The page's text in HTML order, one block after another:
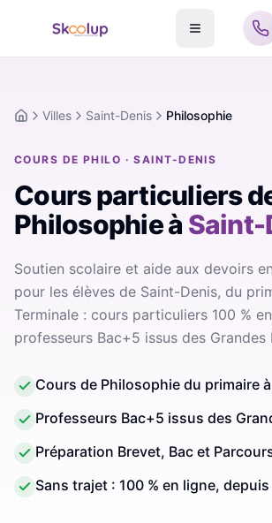
AccueilVilles Saint-Denis Philosophie
COURS DE PHILO · SAINT-DENIS
Cours particuliers
Philosophieà Saint-
Soutien scolaire et aide aux devoirs
pour les élèves de Saint-Denis, du
Terminale : cours particuliers 100 %
professeurs Bac+5 issus des Grandes
Cours de Philosophie du primaire
Professeurs Bac+5 issus des
Préparation Brevet, Bac et
Sans trajet : 100 % en ligne,